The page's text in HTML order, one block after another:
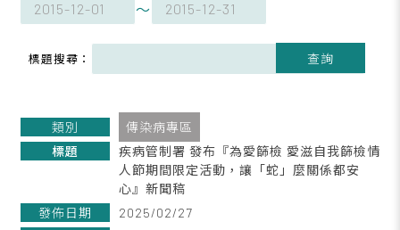
～
標題搜尋： 查詢
傳染病專區
疾病管制署 發布『為愛篩檢 愛滋自我篩檢情
人節期間限定活動，讓「蛇」麼關係都安
心』新聞稿
2025/02/27